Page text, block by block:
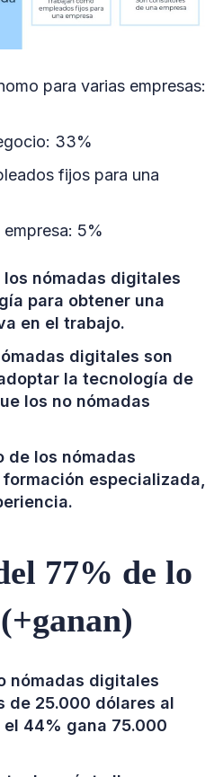
para varias empresas:
33%
fijos para una
5%
nómadas digitales
para obtener una
en el trabajo.
digitales son
la tecnología de
los no nómadas
de los nómadas
especializada,
77% de lo
nómadas digitales
de 25.000 dólares al
el 44% gana 75.000